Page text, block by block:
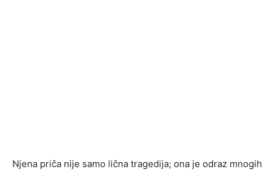
Njena priča nije samo lična tragedija; ona je odraz mnogih